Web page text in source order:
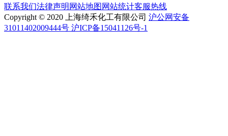
联系我们法律声明 网站地图 网站统计客服热线
Copyright © 2020 上海绮禾化工有限公司 沪公网安备
31011402009444号 沪ICP备15041126号-1